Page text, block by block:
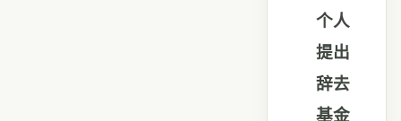
个人
提出
辞去
基金